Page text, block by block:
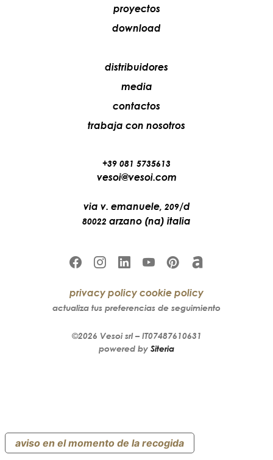
proyectos
download
distribuidores
media
contactos
trabaja con nosotros
+39 081 5735613
vesoi@vesoi.com
via v. emanuele, 209/d
80022 arzano (na) italia
privacy policy cookie policy
actualiza tus preferencias de seguimiento
©2026 Vesoisrl – IT07487610631
powered by Siteria
aviso en el momento de la recogida